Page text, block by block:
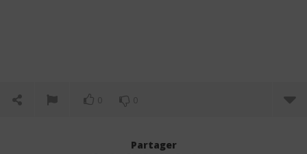
0 0
Partager